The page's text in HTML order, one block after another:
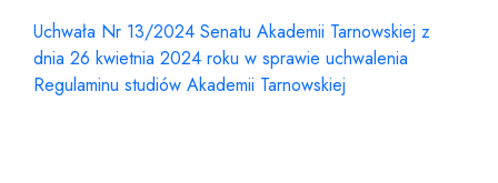
Uchwała Nr 13/2024 Senatu Akademii Tarnowskiej z
dnia 26 kwietnia 2024 roku w sprawie uchwalenia
Regulaminu studiów Akademii Tarnowskiej